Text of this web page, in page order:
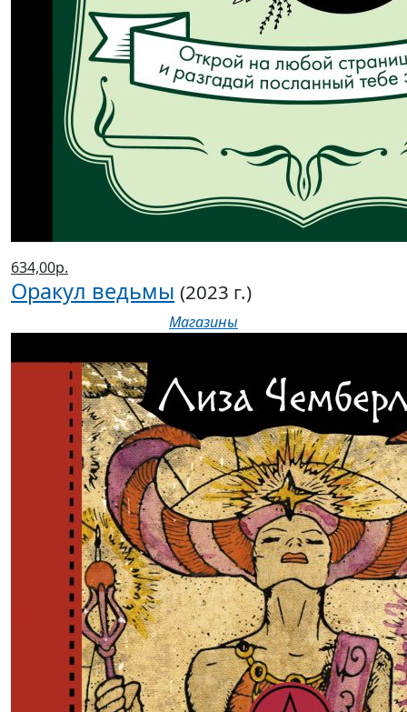
634,00р.
Оракул ведьмы (2023 г.)
Магазины